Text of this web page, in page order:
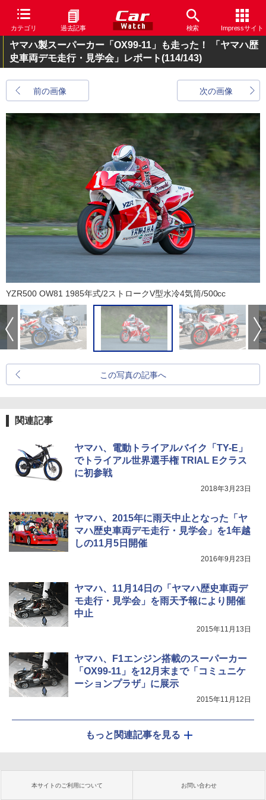
カテゴリ 過去記事 検索 Impressサイト
ヤマハ製スーパーカー「OX99-11」も走った！ 「ヤマハ歴
史車両デモ走行・見学会」レポート(114/143)
前の画像 次の画像
YZR500 OW81 1985年式/2ストロークV型水冷4気筒/500cc
この写真の記事へ
関連記事
ヤマハ、電動トライアルバイク「TY-E」
でトライアル世界選手権 TRIAL Eクラス
に初参戦
2018年3月23日
ヤマハ、2015年に雨天中止となった「ヤ
マハ歴史車両デモ走行・見学会」を1年越
しの11月5日開催
2016年9月23日
ヤマハ、11月14日の「ヤマハ歴史車両デ
モ走行・見学会」を雨天予報により開催
中止
2015年11月13日
ヤマハ、F1エンジン搭載のスーパーカー
「OX99-11」を12月末まで「コミュニケ
ーションプラザ」に展示
2015年11月12日
もっと関連記事を見る
本サイトのご利用について お問い合わせ